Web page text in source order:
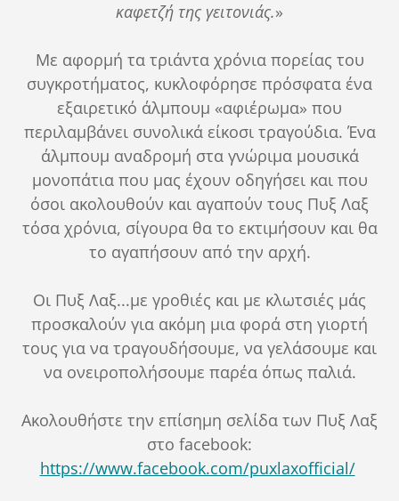
καφετζή της γειτονιάς.»
Με αφορμή τα τριάντα χρόνια πορείας του
συγκροτήματος, κυκλοφόρησε πρόσφατα ένα
εξαιρετικό άλμπουμ «αφιέρωμα» που
περιλαμβάνει συνολικά είκοσι τραγούδια. Ένα
άλμπουμ αναδρομή στα γνώριμα μουσικά
μονοπάτια που μας έχουν οδηγήσει και που
όσοι ακολουθούν και αγαπούν τους Πυξ Λαξ
τόσα χρόνια, σίγουρα θα το εκτιμήσουν και θα
το αγαπήσουν από την αρχή.
Οι Πυξ Λαξ...με γροθιές και με κλωτσιές μάς
προσκαλούν για ακόμη μια φορά στη γιορτή
τους για να τραγουδήσουμε, να γελάσουμε και
να ονειροπολήσουμε παρέα όπως παλιά.
Ακολουθήστε την επίσημη σελίδα των Πυξ Λαξ
στο facebook:
https://www.facebook.com/puxlaxofficial/